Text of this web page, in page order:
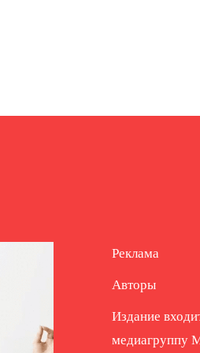
Реклама
Авторы
Издание
медиагруппу